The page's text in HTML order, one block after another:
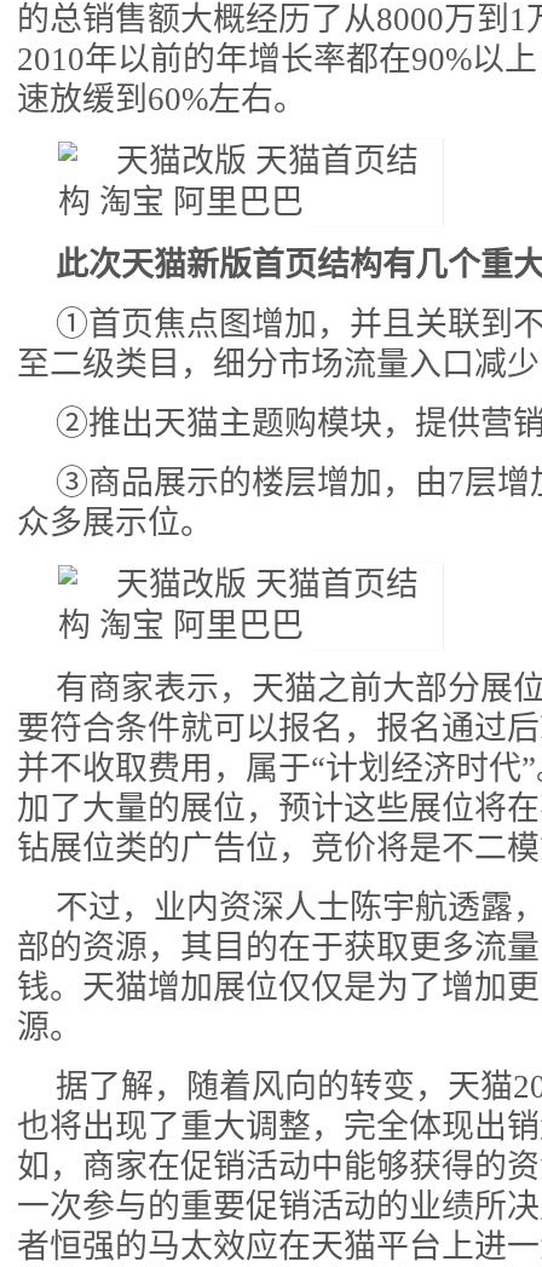
的总销售额大概经历了从8000万到1
2010年以前的年增长率都在90%以
速放缓到60%左右。
此次天猫新版首页结构有几个重
①首页焦点图增加，并且关联到
至二级类目，细分市场流量入口减
②推出天猫主题购模块，提供营
③商品展示的楼层增加，由7层增
众多展示位。
有商家表示，天猫之前大部分展
要符合条件就可以报名，报名通过
并不收取费用，属于“计划经济时代
加了大量的展位，预计这些展位将
钻展位类的广告位，竞价将是不二
不过，业内资深人士陈宇航透露
部的资源，其目的在于获取更多流
钱。天猫增加展位仅仅是为了增加
源。
据了解，随着风向的转变，天猫
也将出现了重大调整，完全体现出
如，商家在促销活动中能够获得的
一次参与的重要促销活动的业绩所
者恒强的马太效应在天猫平台上进